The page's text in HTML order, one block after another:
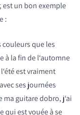
, est un bon exemple
:
que les
à la fin de l‘automne
est vraiment
ses journées
guitare dobro, j‘ai
qui est vouée à se